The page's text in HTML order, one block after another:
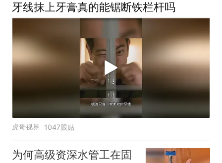
牙线抹上牙膏真的能锯断铁栏杆吗
虎哥视界 1047跟贴
为何高级资深水管工在固